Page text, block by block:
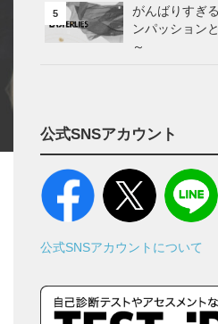
5
がんばりすぎ
ンパッション
～
公式SNSアカウント
公式SNSアカウントについて